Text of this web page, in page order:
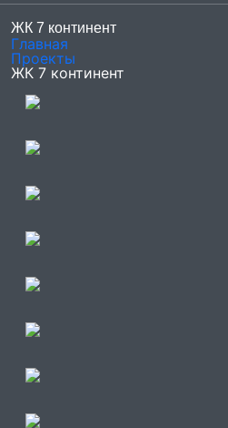
ЖК 7 континент
Главная
Проекты
ЖК 7 континент